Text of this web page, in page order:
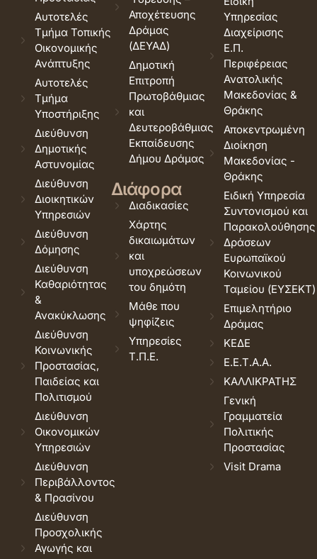
Αυτοτελές
Τμήμα Τοπικής
Οικονομικής
Ανάπτυξης
Αυτοτελές
Τμήμα
Υποστήριξης
Διεύθυνση
Δημοτικής
Αστυνομίας
Διεύθυνση
Διοικητικών
Υπηρεσιών
Διεύθυνση
Δόμησης
Διεύθυνση
Καθαριότητας
&
Ανακύκλωσης
Διεύθυνση
Κοινωνικής
Προστασίας,
Παιδείας και
Πολιτισμού
Διεύθυνση
Οικονομικών
Υπηρεσιών
Διεύθυνση
Περιβάλλοντος
& Πρασίνου
Διεύθυνση
Προσχολικής
Αγωγής και
Αποχέτευσης
Δράμας
(ΔΕΥΑΔ)
Δημοτική
Επιτροπή
Πρωτοβάθμιας
και
Δευτεροβάθμιας
Εκπαίδευσης
Δήμου Δράμας
Διάφορα
Διαδικασίες
Χάρτης
δικαιωμάτων
και
υποχρεώσεων
του δημότη
Μάθε που
ψηφίζεις
Υπηρεσίες
Τ.Π.Ε.
Υπηρεσίας
Διαχείρισης
Ε.Π.
Περιφέρειας
Ανατολικής
Μακεδονίας &
Θράκης
Αποκεντρωμένη
Διοίκηση
Μακεδονίας -
Θράκης
Ειδική Υπηρεσία
Συντονισμού και
Παρακολούθησης
Δράσεων
Ευρωπαϊκού
Κοινωνικού
Ταμείου (ΕΥΣΕΚΤ)
Επιμελητήριο
Δράμας
ΚΕΔΕ
Ε.Ε.Τ.Α.Α.
ΚΑΛΛΙΚΡΑΤΗΣ
Γενική
Γραμματεία
Πολιτικής
Προστασίας
Visit Drama